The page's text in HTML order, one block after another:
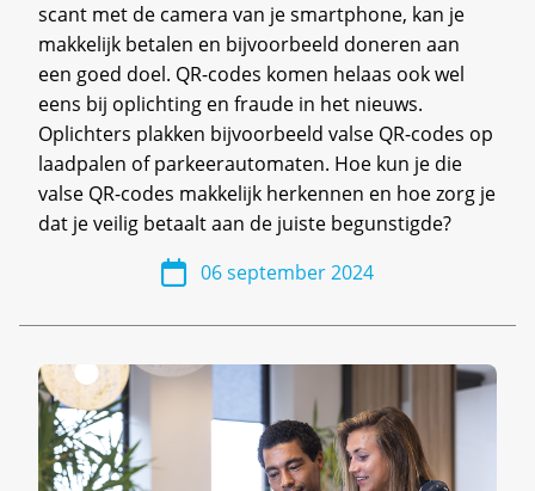
scant met de camera van je smartphone, kan je
makkelijk betalen en bijvoorbeeld doneren aan
een goed doel. QR-codes komen helaas ook wel
eens bij oplichting en fraude in het nieuws.
Oplichters plakken bijvoorbeeld valse QR-codes op
laadpalen of parkeerautomaten. Hoe kun je die
valse QR-codes makkelijk herkennen en hoe zorg je
dat je veilig betaalt aan de juiste begunstigde?
06 september 2024